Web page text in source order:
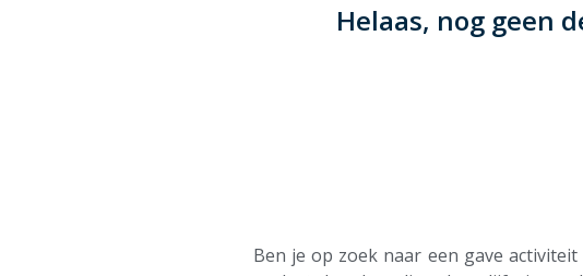
Helaas, nog geen
Ben je op zoek naar een gave